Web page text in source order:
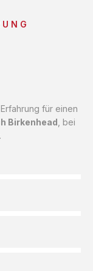
für einen
Birkenhead , bei